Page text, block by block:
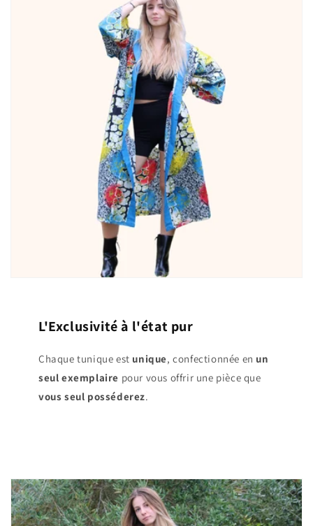
L'Exclusivité à l'état pur
Chaque tunique est unique, confectionnée en un
seul exemplaire pour vous offrir une pièce que
vous seul posséderez.